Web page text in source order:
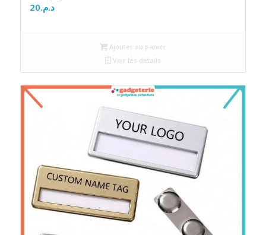
د.م.20
Ajouter au panier
Voir les détails